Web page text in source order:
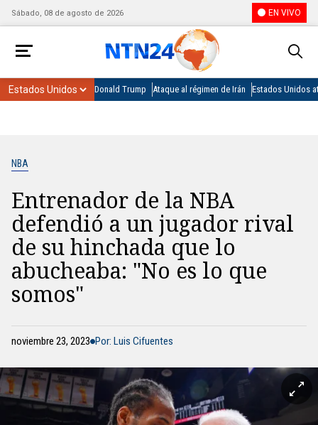
Sábado, 08 de agosto de 2026 EN VIVO
Donald Trump Ataque al régimen de Irán Estados Unidos
NBA
Entrenador de la NBA
defendió a un jugador rival
de su hinchada que lo
abucheaba: "No es lo que
somos"
noviembre 23, 2023 Por: Luis Cifuentes